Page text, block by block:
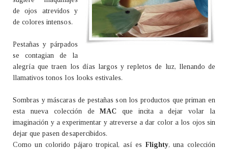
de ojos atrevidos y
de colores intensos.
Pestañas y párpados
se contagian de la
alegría que traen los días largos y repletos de luz, llenando de
llamativos tonos los looks estivales.
Sombras y máscaras de pestañas son los productos que priman en
esta nueva colección deMAC que incita a dejar volar la
imaginación y a experimentar y atreverse a dar color a los ojos sin
dejar que pasen desapercibidos.
Como un colorido pájaro tropical, así es Flighty, una colección